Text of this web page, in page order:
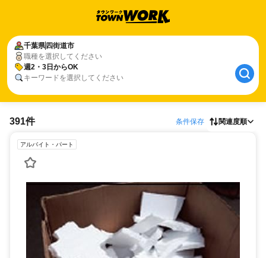
千葉県 四街道市
職種を選択してください
週2・3日からOK
キーワードを選択してください
391件 条件保存 関連度順
アルバイト・パート